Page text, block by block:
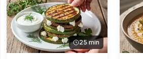
25 min